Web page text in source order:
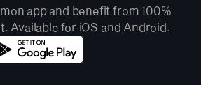
app and benefit from 100%
Available for iOS and Android.